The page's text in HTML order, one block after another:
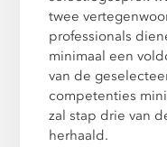
twee
professionals
minimaal een
van de
competenties
zal stap drie van
herhaald.